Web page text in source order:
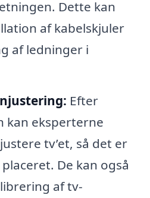
Dette kan
af kabelskjuler
af ledninger i
Efter
eksperterne
tv’et, så det er
De kan også
af tv-